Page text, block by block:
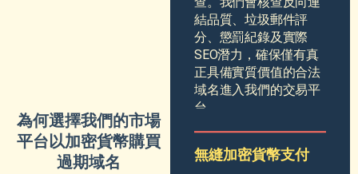
為何選擇我們的市場
平台以加密貨幣購買
過期域名
結品質、垃圾郵件評
分、懲罰紀錄及實際
SEO潛力，確保僅有真
正具備實質價值的合法
域名進入我們的交易平
台。
無縫加密貨幣支付